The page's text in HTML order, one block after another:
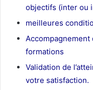
objectifs (inter ou
meilleures
formations
Validation de
votre satisfaction.